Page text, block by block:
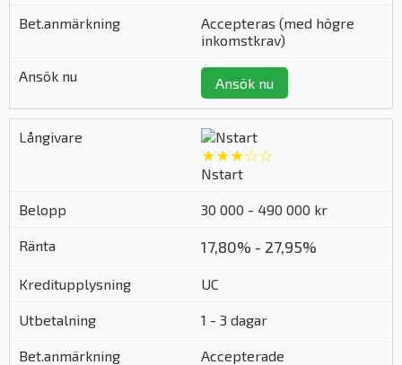
Accepteras (med högre
inkomstkrav)
Ansök nu
★★★☆☆
Nstart
30 000 - 490 000 kr
17,80% - 27,95%
UC
1 - 3 dagar
Accepterade